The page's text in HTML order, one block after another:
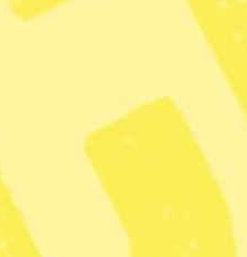
fördöma
i